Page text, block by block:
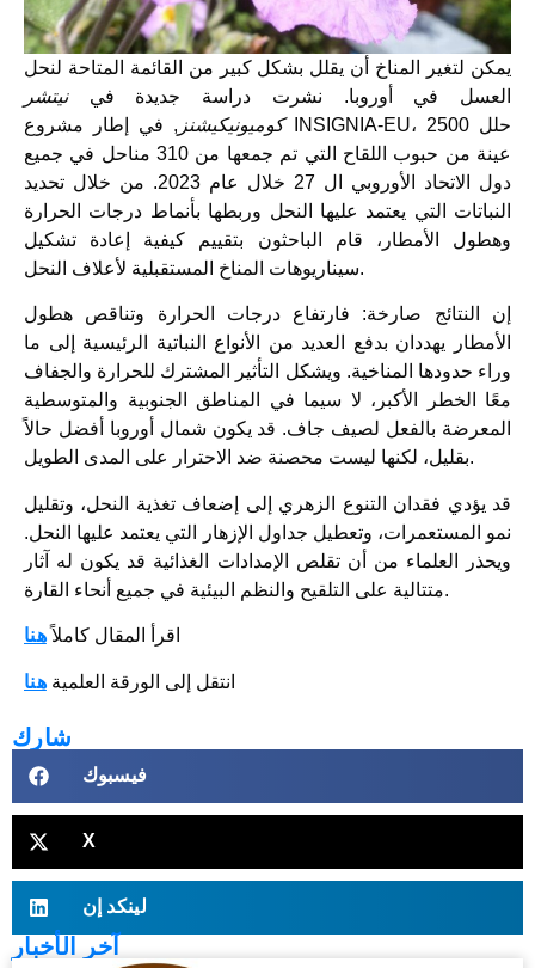
يمكن لتغير المناخ أن يقلل بشكل كبير من القائمة المتاحة لنحل
العسل في أوروبا. نشرت دراسة جديدة فينيتشر
كوميونيكيشنز , في إطار مشروع INSIGNIA-EU، حلل 2500
عينة من حبوب اللقاح التي تم جمعها من 310 مناحل في جميع
دول الاتحاد الأوروبي ال 27 خلال عام 2023. من خلال تحديد
النباتات التي يعتمد عليها النحل وربطها بأنماط درجات الحرارة
وهطول الأمطار، قام الباحثون بتقييم كيفية إعادة تشكيل
سيناريوهات المناخ المستقبلية لأعلاف النحل.
إن النتائج صارخة: فارتفاع درجات الحرارة وتناقص هطول
الأمطار يهددان بدفع العديد من الأنواع النباتية الرئيسية إلى ما
وراء حدودها المناخية. ويشكل التأثير المشترك للحرارة والجفاف
معًا الخطر الأكبر، لا سيما في المناطق الجنوبية والمتوسطية
المعرضة بالفعل لصيف جاف. قد يكون شمال أوروبا أفضل حالاً
بقليل، لكنها ليست محصنة ضد الاحترار على المدى الطويل.
قد يؤدي فقدان التنوع الزهري إلى إضعاف تغذية النحل، وتقليل
نمو المستعمرات، وتعطيل جداول الإزهار التي يعتمد عليها النحل.
ويحذر العلماء من أن تقلص الإمدادات الغذائية قد يكون له آثار
متتالية على التلقيح والنظم البيئية في جميع أنحاء القارة.
اقرأ المقال كاملاًهنا
انتقل إلى الورقة العلميةهنا
شارك
فيسبوك
X
لينكد إن
آخر الأخبار